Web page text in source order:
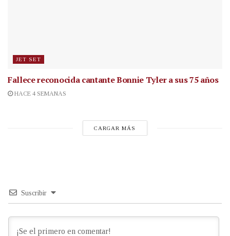
JET SET
Fallece reconocida cantanteBonnie Tyler a sus 75 años
HACE 4 SEMANAS
CARGAR MÁS
Suscribir